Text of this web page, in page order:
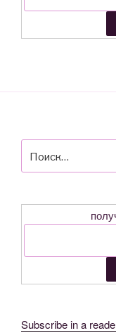
Subscribe in a